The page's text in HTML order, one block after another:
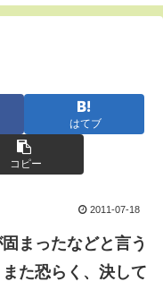
はてブ
コピー
2011-07-18
まったなどと言う
た恐らく、決して